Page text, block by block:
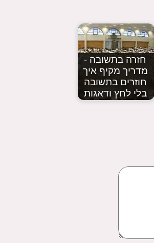
חזרה בתשובה -
מדריך מקיף איך
חוזרים בתשובה
בלי לחץ ודאגות